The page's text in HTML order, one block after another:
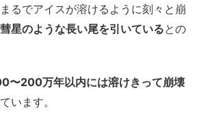
るでアイスが溶けるように刻々と崩
星のような長い尾を引いているとの
〜200万年以内には溶けきって崩壊
います。